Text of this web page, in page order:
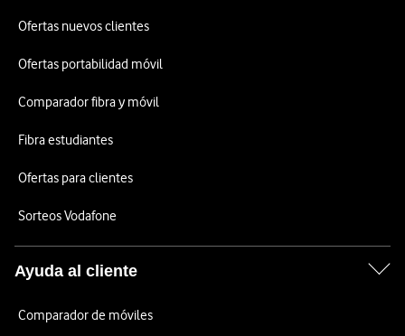
Ofertas nuevos clientes
Ofertas portabilidad móvil
Comparador fibra y móvil
Fibra estudiantes
Ofertas para clientes
Sorteos Vodafone
Ayuda al cliente
Comparador de móviles